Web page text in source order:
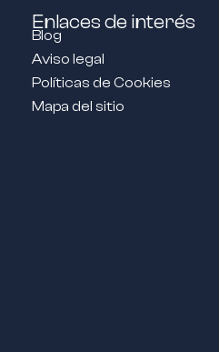
Enlaces de interés
Blog
Aviso legal
Políticas de Cookies
Mapa del sitio